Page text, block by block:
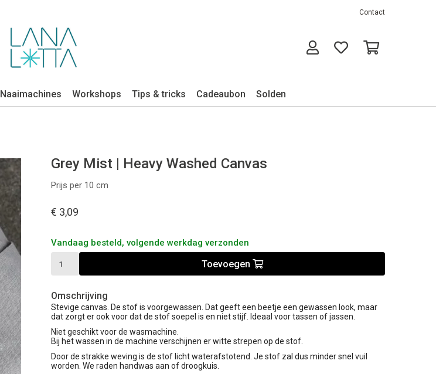
Contact
Naaimachines Workshops Tips & tricks Cadeaubon Solden
Grey Mist | Heavy Washed Canvas
Prijs per 10 cm
€ 3,09
Vandaag besteld, volgende werkdag verzonden
Toevoegen
Omschrijving
Stevige canvas. De stof is voorgewassen. Dat geeft een beetje een gewassen look, maar
dat zorgt er ook voor dat de stof soepel is en niet stijf. Ideaal voor tassen of jassen.
Niet geschikt voor de wasmachine.
Bij het wassen in de machine verschijnen er witte strepen op de stof.
Door de strakke weving is de stof licht waterafstotend. Je stof zal dus minder snel vuil
worden. We raden handwas aan of droogkuis.